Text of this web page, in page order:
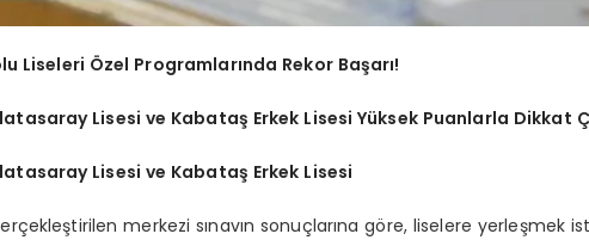
Liseleri Özel Programlarında Rekor Başarı!
Lisesi ve Kabataş Erkek Lisesi Yüksek Puanlarla Dikkat
Lisesi ve Kabataş Erkek Lisesi
merkezi sınavın sonuçlarına göre, liselere yerleşmek